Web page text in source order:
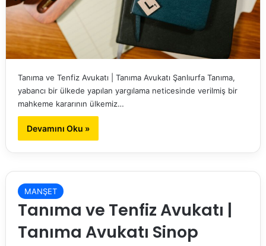
Tanıma ve Tenfiz Avukatı | Tanıma Avukatı Şanlıurfa Tanıma,
yabancı bir ülkede yapılan yargılama neticesinde verilmiş bir
mahkeme kararının ülkemiz…
Devamını Oku »
MANŞET
Tanıma ve Tenfiz Avukatı |
Tanıma Avukatı Sinop